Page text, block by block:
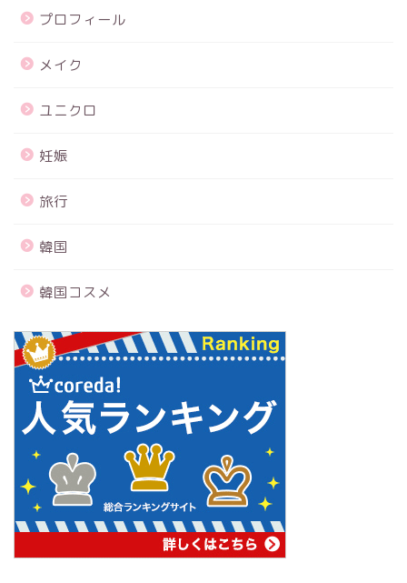
プロフィール
メイク
ユニクロ
妊娠
旅行
韓国
韓国コスメ